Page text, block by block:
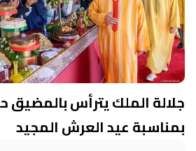
جلالة الملك يترأس بالمضيق
بمناسبة عيد العرش المجيد